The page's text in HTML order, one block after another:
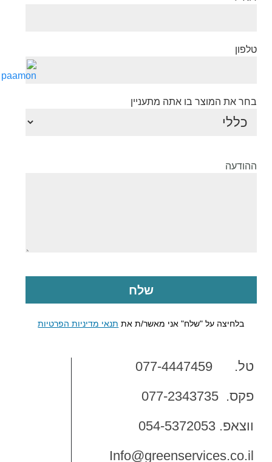
טל. 077-4447459
פקס. 077-2343735
ווצאפ. 054-5372053
Info@greenservices.co.il
טלפון
בחר את המוצר בו אתה מתעניין
ההודעה
בלחיצה על "שלח" אני מאשר/ת את תנאי מדיניות הפרטיות